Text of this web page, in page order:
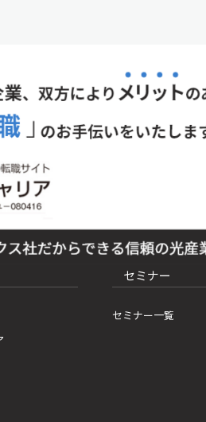
セミナー
セミナー一覧